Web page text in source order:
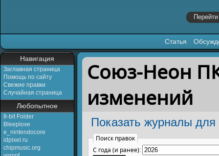
Статья
Навигация
Заглавная страница
Помощь по сайту
Свежие правки
Случайная страница
Любопытное
8-bit Folder
Bleeplove
e_nintendocore
idpixel.ru
chipmusic.org
Перейти к:навигация,поиск
Союз-Неон
изменений
Показать журналы для
Поиск правок
С года (и ранее):